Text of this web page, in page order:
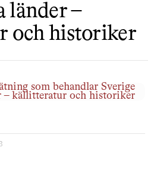
länder –
och historiker
som behandlar Sverige
– källitteratur och historiker